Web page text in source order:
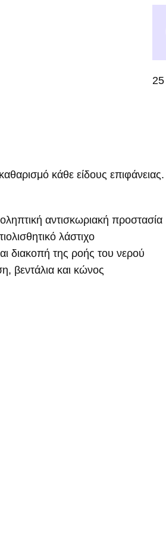
25
κάθε είδους επιφάνειας.
αντισκωριακή προστασία
λάστιχο
διακοπή της ροής του νερού
βεντάλια και κώνος